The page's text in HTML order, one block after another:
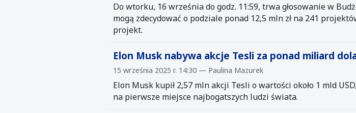
Do wtorku, 16 września do godz. 11:59, trwa głosowanie w
mogą zdecydować o podziale ponad 12,5 mln zł na 241
projekt.
Elon Musk nabywa akcje Tesli za ponad miliard
15 września 2025 r. 14:30 — Paulina Mazurek
Elon Musk kupił 2,57 mln akcji Tesli o wartości około 1 mld
na pierwsze miejsce najbogatszych ludzi świata.